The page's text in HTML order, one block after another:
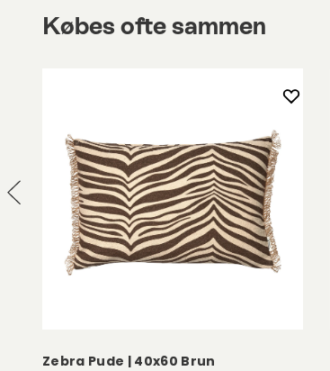
Købes ofte sammen
Zebra Pude | 40x60 Brun